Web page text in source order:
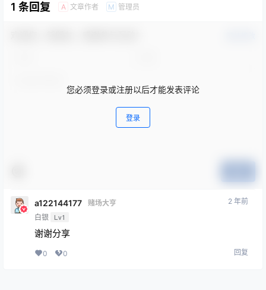
1 条回复 A 文章作者 M 管理员
您必须登录或注册以后才能发表评论
登录
a122144177
赌场大亨
白银
Lv1
2 年前
谢谢分享
0 0 回复